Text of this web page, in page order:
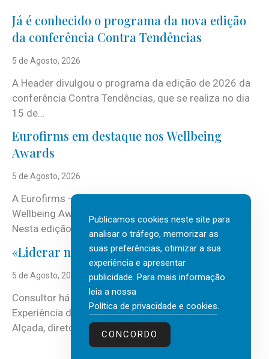
Já é conhecido o programa da nova edição
da conferência Contra Tendências
5 de Agosto, 2026
A Header divulgou o programa da edição de 2026 da
conferência Contra Tendências, que se realiza no dia
15 de...
Eurofirms em destaque nos Wellbeing
Awards
5 de Agosto, 2026
A Eurofirms – People first está de regresso aos
Wellbeing Awards, integrando o Top Wellbeing 2026.
Nesta edição, a multinacional...
«Liderar não é um talento místico.»
5 de Agosto, 2026
Consultor há mais de três décadas nas áreas de
Experiência do Cliente, Vendas e Liderança, Manuel
Alçada, diretor executivo da...
Publicamos cookies neste site para
analisar o tráfego, memorizar as
suas preferências, otimizar a sua
experiência e apresentar
publicidade. Para mais informação
leia a nossa
Política de privacidade e cookies.
CONCORDO